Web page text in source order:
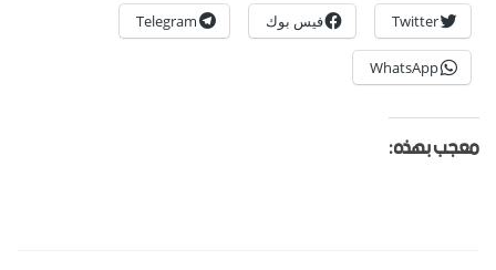
Twitter فيس بوك Telegram
WhatsApp
معجب بهذه: